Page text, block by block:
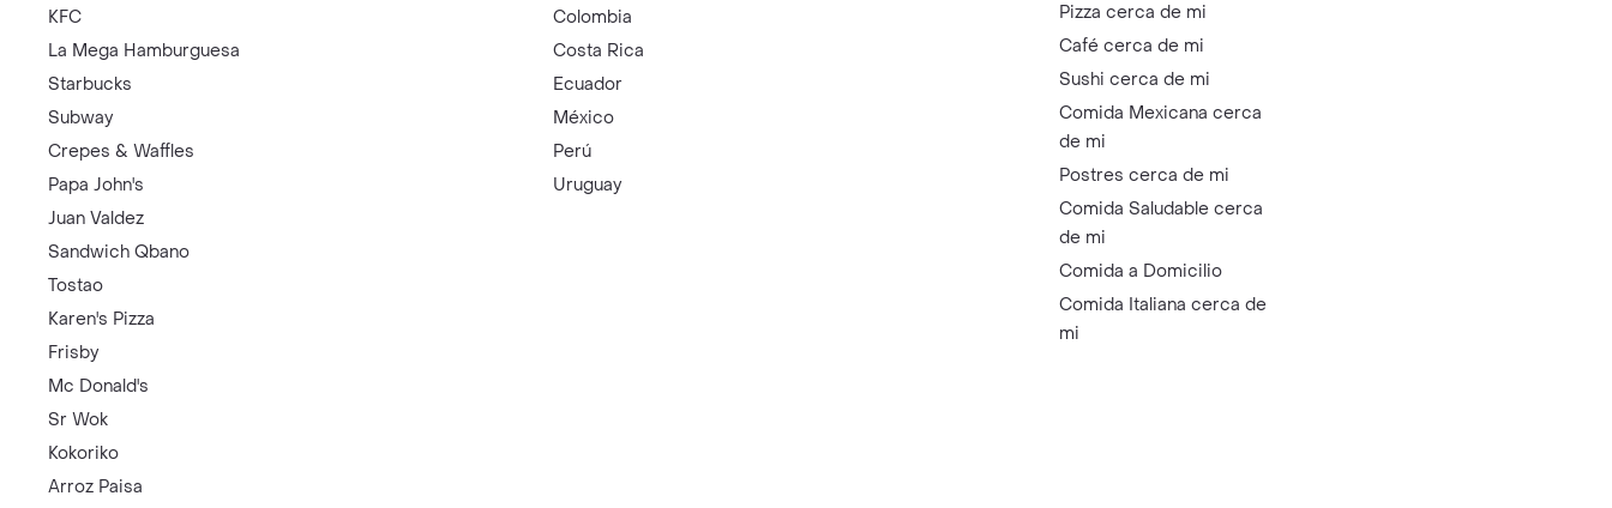
KFC
La Mega Hamburguesa
Starbucks
Subway
Crepes & Waffles
Papa John's
Juan Valdez
Sandwich Qbano
Tostao
Karen's Pizza
Frisby
Mc Donald's
Sr Wok
Kokoriko
Arroz Paisa
Colombia
Costa Rica
Ecuador
México
Perú
Uruguay
Pizza cerca de mi
Café cerca de mi
Sushi cerca de mi
Comida Mexicana cerca
de mi
Postres cerca de mi
Comida Saludable cerca
de mi
Comida a Domicilio
Comida Italiana cerca de
mi